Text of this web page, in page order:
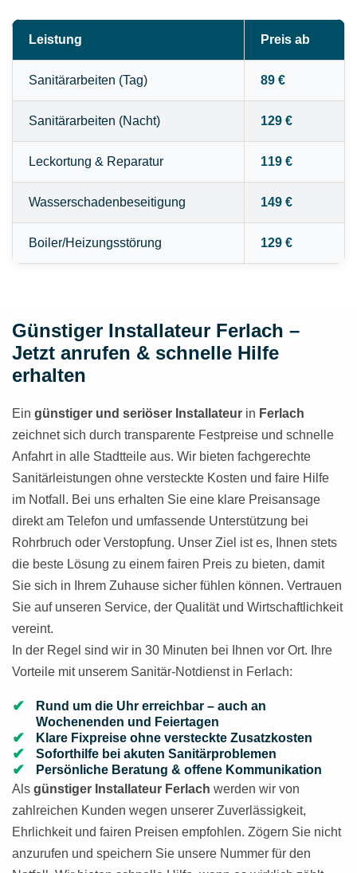
Leistung Preis ab
Sanitärarbeiten (Tag) 89 €
Sanitärarbeiten (Nacht) 129 €
Leckortung & Reparatur 119 €
Wasserschadenbeseitigung 149 €
Boiler/Heizungsstörung 129 €
Günstiger Installateur Ferlach –
Jetzt anrufen & schnelle Hilfe
erhalten
Ein günstiger und seriöser Installateur in Ferlach
zeichnet sich durch transparente Festpreise und schnelle
Anfahrt in alle Stadtteile aus. Wir bieten fachgerechte
Sanitärleistungen ohne versteckte Kosten und faire Hilfe
im Notfall. Bei uns erhalten Sie eine klare Preisansage
direkt am Telefon und umfassende Unterstützung bei
Rohrbruch oder Verstopfung. Unser Ziel ist es, Ihnen stets
die beste Lösung zu einem fairen Preis zu bieten, damit
Sie sich in Ihrem Zuhause sicher fühlen können. Vertrauen
Sie auf unseren Service, der Qualität und Wirtschaftlichkeit
vereint.
In der Regel sind wir in 30 Minuten bei Ihnen vor Ort. Ihre
Vorteile mit unserem Sanitär-Notdienst in Ferlach:
Rund um die Uhr erreichbar – auch an
Wochenenden und Feiertagen
Klare Fixpreise ohne versteckte Zusatzkosten
Soforthilfe bei akuten Sanitärproblemen
Persönliche Beratung & offene Kommunikation
Als günstiger Installateur Ferlach werden wir von
zahlreichen Kunden wegen unserer Zuverlässigkeit,
Ehrlichkeit und fairen Preisen empfohlen. Zögern Sie nicht
anzurufen und speichern Sie unsere Nummer für den